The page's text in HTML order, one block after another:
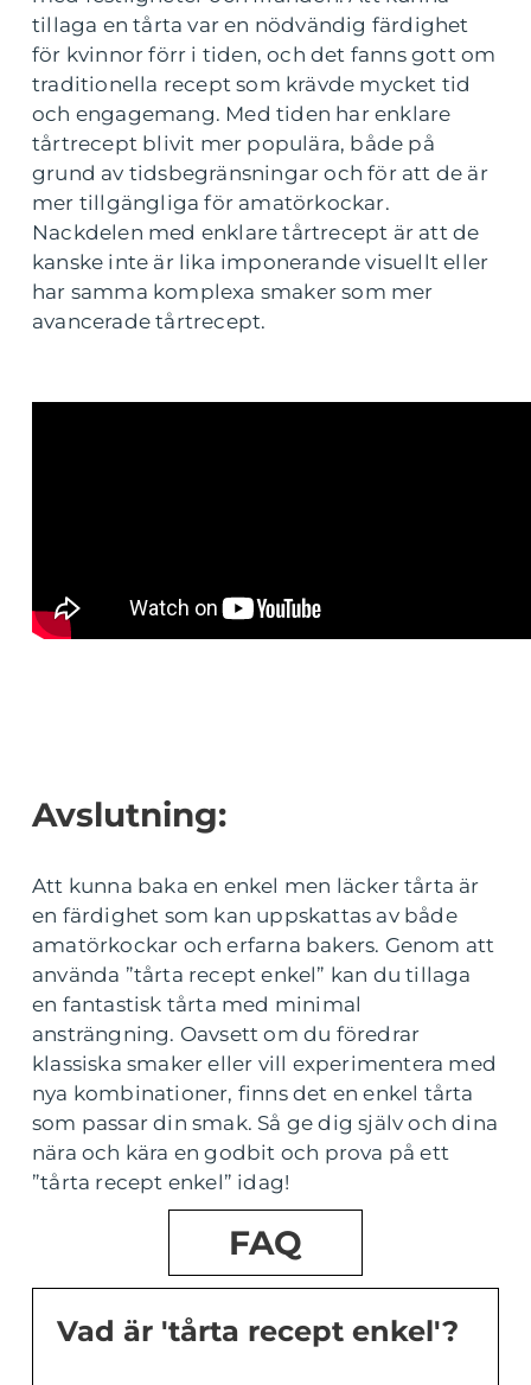
tillaga en tårta var en nödvändig färdighet
för kvinnor förr i tiden, och det fanns gott om
traditionella recept som krävde mycket tid
och engagemang. Med tiden har enklare
tårtrecept blivit mer populära, både på
grund av tidsbegränsningar och för att de är
mer tillgängliga för amatörkockar.
Nackdelen med enklare tårtrecept är att de
kanske inte är lika imponerande visuellt eller
har samma komplexa smaker som mer
avancerade tårtrecept.
Avslutning:
Att kunna baka en enkel men läcker tårta är
en färdighet som kan uppskattas av både
amatörkockar och erfarna bakers. Genom att
använda ”tårta recept enkel” kan du tillaga
en fantastisk tårta med minimal
ansträngning. Oavsett om du föredrar
klassiska smaker eller vill experimentera med
nya kombinationer, finns det en enkel tårta
som passar din smak. Så ge dig själv och dina
nära och kära en godbit och prova på ett
”tårta recept enkel” idag!
FAQ
Vad är 'tårta recept enkel'?